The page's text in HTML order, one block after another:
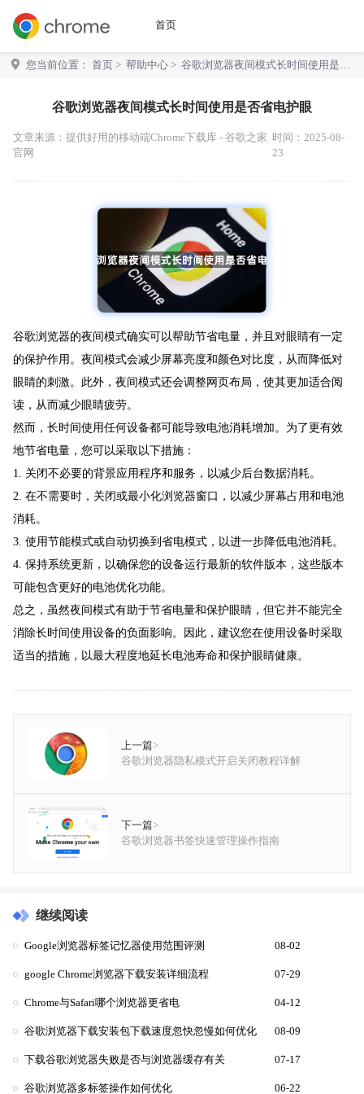
首页
您当前位置： 首页 > 帮助中心 > 谷歌浏览器夜间模式长时间使用是否
谷歌浏览器夜间模式长时间使用是否省电护眼
文章来源： 提供好用的移动端Chrome下载库 - 谷歌之家
官网
时间：2025-08-
23
谷歌浏览器的夜间模式确实可以帮助节省电量，并且对眼睛有一定
的保护作用。夜间模式会减少屏幕亮度和颜色对比度，从而降低对
眼睛的刺激。此外，夜间模式还会调整网页布局，使其更加适合阅
读，从而减少眼睛疲劳。
然而，长时间使用任何设备都可能导致电池消耗增加。为了更有效
地节省电量，您可以采取以下措施：
1. 关闭不必要的背景应用程序和服务，以减少后台数据消耗。
2. 在不需要时，关闭或最小化浏览器窗口，以减少屏幕占用和电池
消耗。
3. 使用节能模式或自动切换到省电模式，以进一步降低电池消耗。
4. 保持系统更新，以确保您的设备运行最新的软件版本，这些版本
可能包含更好的电池优化功能。
总之，虽然夜间模式有助于节省电量和保护眼睛，但它并不能完全
消除长时间使用设备的负面影响。因此，建议您在使用设备时采取
适当的措施，以最大程度地延长电池寿命和保护眼睛健康。
上一篇>
谷歌浏览器隐私模式开启关闭教程详解
下一篇>
谷歌浏览器书签快速管理操作指南
继续阅读
Google浏览器标签记忆器使用范围评测 08-02
google Chrome浏览器下载安装详细流程 07-29
Chrome与Safari哪个浏览器更省电 04-12
谷歌浏览器下载安装包下载速度忽快忽慢如何优化 08-09
下载谷歌浏览器失败是否与浏览器缓存有关 07-17
谷歌浏览器多标签操作如何优化 06-22